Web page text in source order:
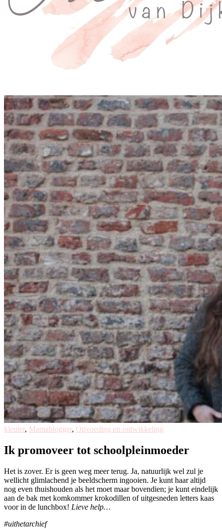
kleuter, Mamablogger, Opvoeding en ontwikkeling
Ik promoveer tot schoolpleinmoeder
Het is zover. Er is geen weg meer terug. Ja, natuurlijk wel zul je
wellicht glimlachend je beeldscherm ingooien. Je kunt haar altijd
nog even thuishouden als het moet maar bovendien; je kunt eindelijk
aan de bak met komkommer krokodillen of uitgesneden letters kaas
voor in de lunchbox! Lieve help…
#uithetarchief